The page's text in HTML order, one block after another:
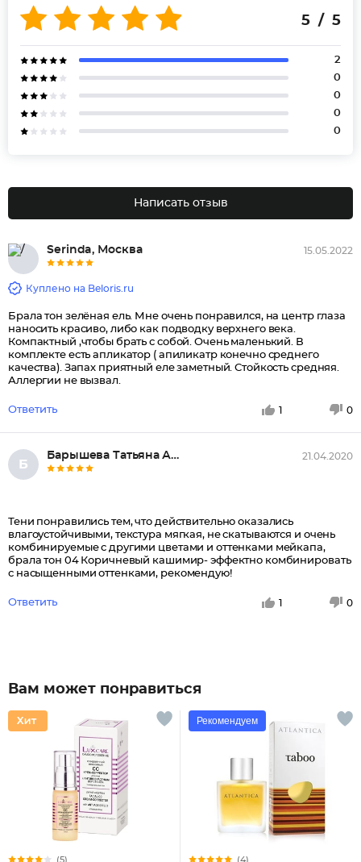
5 / 5
2
0
0
0
0
Написать отзыв
Serinda, Москва 15.05.2022
Куплено на Beloris.ru
Брала тон зелёная ель. Мне очень понравился, на центр глаза
наносить красиво, либо как подводку верхнего века.
Компактный ,чтобы брать с собой. Очень маленький. В
комплекте есть апликатор ( апиликатр конечно среднего
качества). Запах приятный еле заметный. Стойкость средняя.
Аллергии не вызвал.
Ответить 1 0
Б
Барышева Татьяна Алексеевна, О... 21.04.2020
Тени понравились тем, что действительно оказались
влагоустойчивыми, текстура мягкая, не скатываются и очень
комбинируемые с другими цветами и оттенками мейкапа,
брала тон 04 Коричневый кашимир- эффектно комбинировать
с насыщенными оттенками, рекомендую!
Ответить 1 0
Вам может понравиться
(5)
Рекомендуем
(4)